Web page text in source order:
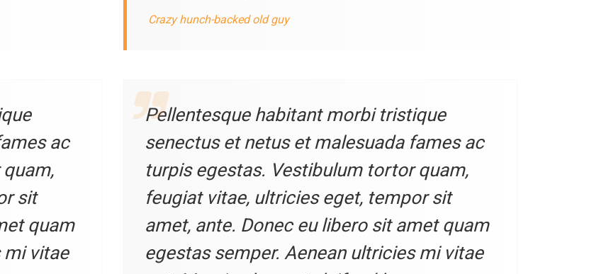
ac
sit
quam
mi vitae
Crazy hunch-backed old guy
Pellentesque habitant morbi tristique
senectus et netus et malesuada fames ac
turpis egestas. Vestibulum tortor quam,
feugiat vitae, ultricies eget, tempor sit
amet, ante. Donec eu libero sit amet quam
egestas semper. Aenean ultricies mi vitae